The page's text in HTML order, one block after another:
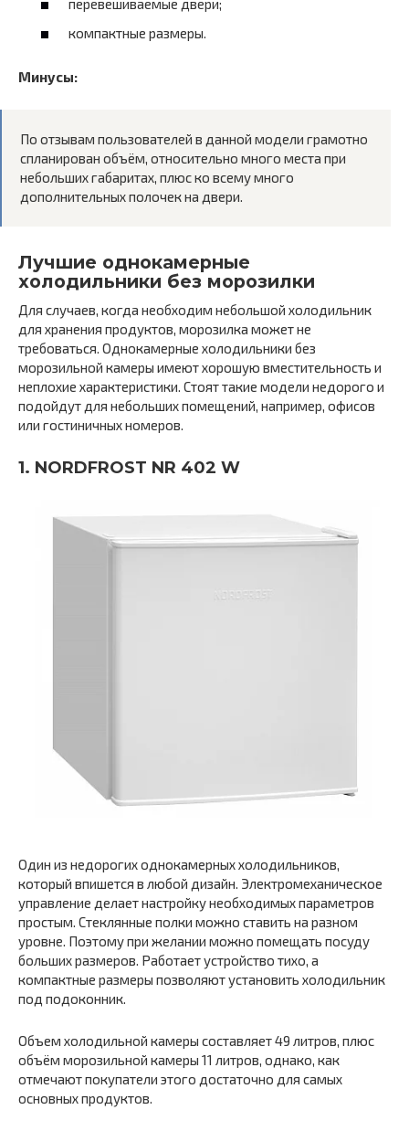
перевешиваемые двери;
компактные размеры.
Минусы:
По отзывам пользователей в данной модели грамотно
спланирован объём, относительно много места при
небольших габаритах, плюс ко всему много
дополнительных полочек на двери.
Лучшие однокамерные
холодильники без морозилки
Для случаев, когда необходим небольшой холодильник
для хранения продуктов, морозилка может не
требоваться. Однокамерные холодильники без
морозильной камеры имеют хорошую вместительность и
неплохие характеристики. Стоят такие модели недорого и
подойдут для небольших помещений, например, офисов
или гостиничных номеров.
1. NORDFROST NR 402 W
Один из недорогих однокамерных холодильников,
который впишется в любой дизайн. Электромеханическое
управление делает настройку необходимых параметров
простым. Стеклянные полки можно ставить на разном
уровне. Поэтому при желании можно помещать посуду
больших размеров. Работает устройство тихо, а
компактные размеры позволяют установить холодильник
под подоконник.
Объем холодильной камеры составляет 49 литров, плюс
объём морозильной камеры 11 литров, однако, как
отмечают покупатели этого достаточно для самых
основных продуктов.